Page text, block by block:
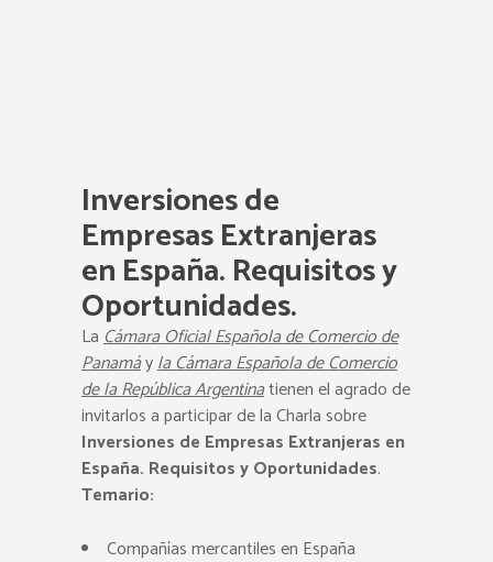
Inversiones de
Empresas Extranjeras
en España. Requisitos y
Oportunidades.
LaCámara Oficial Española de Comercio de
Panamáyla Cámara Española de Comercio
de la República Argentinatienen el agrado de
invitarlos a participar de la Charla sobre
Inversiones de Empresas Extranjeras en
España. Requisitos y Oportunidades.
Temario:
Compañías mercantiles en España